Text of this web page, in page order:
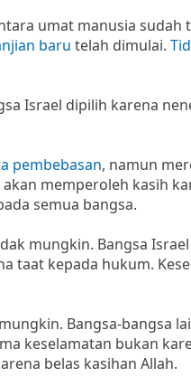
umat manusia sudah
baru telah dimulai.
Israel dipilih karena
pembebasan, namun
memperoleh kasih
semua bangsa.
mungkin. Bangsa
taat kepada hukum.
Bangsa-bangsa
keselamatan bukan
belas kasihan Allah.